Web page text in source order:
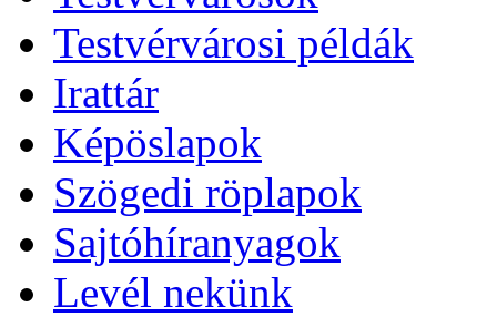
Testvérvárosi példák
Irattár
Képöslapok
Szögedi röplapok
Sajtóhíranyagok
Levél nekünk